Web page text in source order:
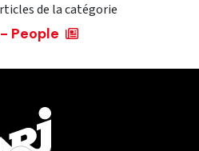
de la catégorie
People